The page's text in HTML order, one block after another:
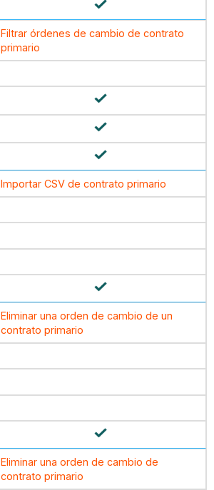
Filtrar órdenes de cambio de contrato
primario
Importar CSV de contrato primario
Eliminar una orden de cambio de un
contrato primario
Eliminar una orden de cambio de
contrato primario